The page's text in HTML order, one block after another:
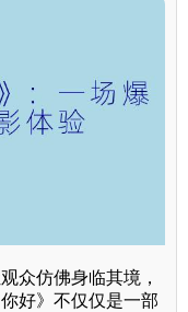
众仿佛身临其境，
好》不仅仅是一部